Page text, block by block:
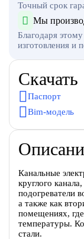
Точный срок
Мы
Благодаря
изготовления и
Скачать
Паспорт
Bim-модель
Канальные
круглого
подогреватели
а также как
помещениях, где
температуры.
стали.